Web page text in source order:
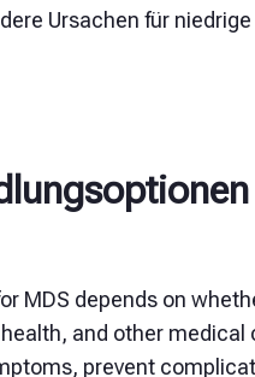
Ursachen für
MDS depends on
and other
prevent